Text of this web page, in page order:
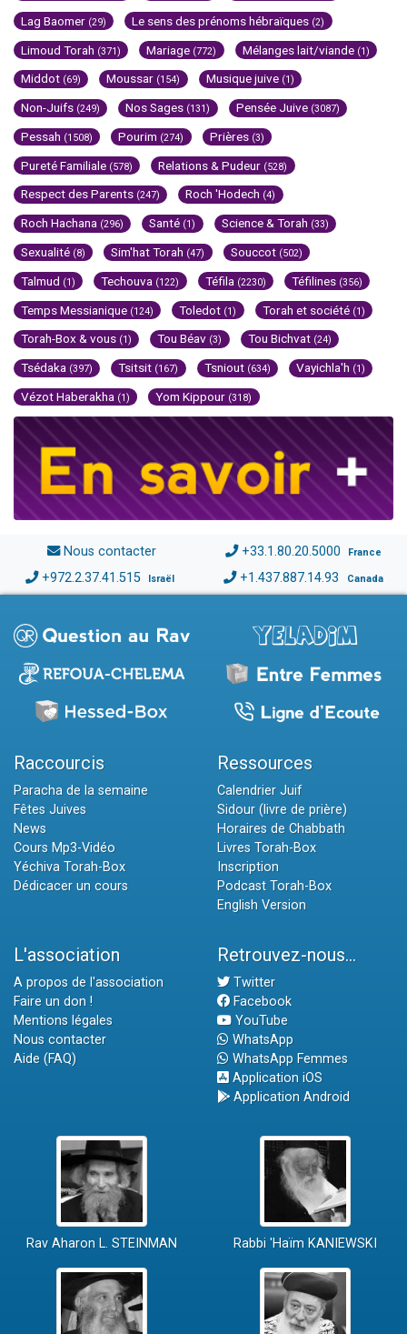
Lag Baomer (29) Le sens des prénoms hébraïques (2)
Limoud Torah (371) Mariage (772) Mélanges lait/viande (1)
Middot (69) Moussar (154) Musique juive (1)
Non-Juifs (249) Nos Sages (131) Pensée Juive (3087)
Pessah (1508) Pourim (274) Prières (3)
Pureté Familiale (578) Relations & Pudeur (528)
Respect des Parents (247) Roch 'Hodech (4)
Roch Hachana (296) Santé (1) Science & Torah (33)
Sexualité (8) Sim'hat Torah (47) Souccot (502)
Talmud (1) Techouva (122) Téfila (2230) Téfilines (356)
Temps Messianique (124) Toledot (1) Torah et société (1)
Torah-Box & vous (1) Tou Béav (3) Tou Bichvat (24)
Tsédaka (397) Tsitsit (167) Tsniout (634) Vayichla'h (1)
Vézot Haberakha (1) Yom Kippour (318)
Nous contacter +33.1.80.20.5000 France
+972.2.37.41.515 Israël +1.437.887.14.93 Canada
Raccourcis
Paracha de la semaine
Fêtes Juives
News
Cours Mp3-Vidéo
Yéchiva Torah-Box
Dédicacer un cours
Ressources
Calendrier Juif
Sidour (livre de prière)
Horaires de Chabbath
Livres Torah-Box
Inscription
Podcast Torah-Box
English Version
L'association
A propos de l'association
Faire un don !
Mentions légales
Nous contacter
Aide (FAQ)
Retrouvez-nous...
Twitter
Facebook
YouTube
WhatsApp
WhatsApp Femmes
Application iOS
Application Android
Rav Aharon L. STEINMAN Rabbi 'Haïm KANIEWSKI